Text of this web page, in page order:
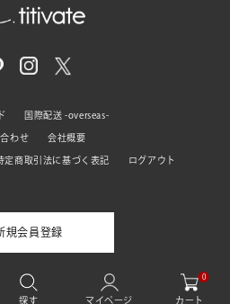
探す マイページ カート
0
国際配送 -overseas-
わせ 会社概要
定商取引法に基づく表記 ログアウト
規会員登録
All rights reserved